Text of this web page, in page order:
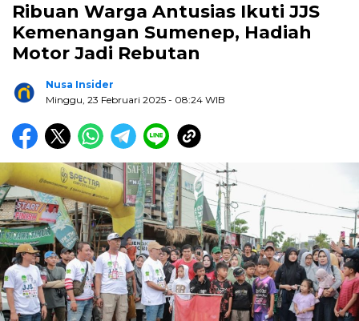
Ribuan Warga Antusias Ikuti JJS
Kemenangan Sumenep, Hadiah
Motor Jadi Rebutan
Nusa Insider
Minggu, 23 Februari 2025 - 08:24 WIB